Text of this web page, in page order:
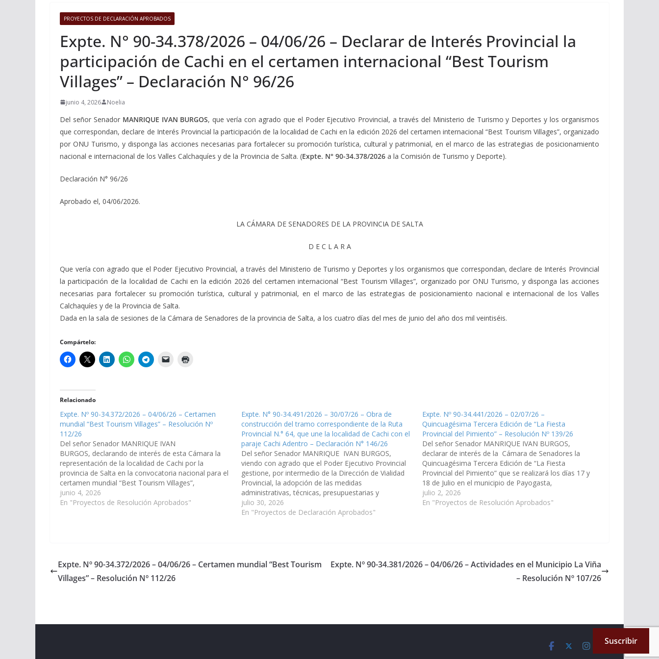
PROYECTOS DE DECLARACIÓN APROBADOS
Expte. N° 90-34.378/2026 – 04/06/26 – Declarar de Interés Provincial la
participación de Cachi en el certamen internacional “Best Tourism
Villages” – Declaración N° 96/26
junio 4, 2026 Noelia
Del señor Senador MANRIQUE IVAN BURGOS, que vería con agrado que el Poder Ejecutivo Provincial, a través del Ministerio de Turismo y Deportes y los organismos
que correspondan, declare de Interés Provincial la participación de la localidad de Cachi en la edición 2026 del certamen internacional “Best Tourism Villages”, organizado
por ONU Turismo, y disponga las acciones necesarias para fortalecer su promoción turística, cultural y patrimonial, en el marco de las estrategias de posicionamiento
nacional e internacional de los Valles Calchaquíes y de la Provincia de Salta. (Expte. N° 90-34.378/2026 a la Comisión de Turismo y Deporte).
Declaración N° 96/26
Aprobado el, 04/06/2026.
LA CÁMARA DE SENADORES DE LA PROVINCIA DE SALTA
D E C L A R A
Que vería con agrado que el Poder Ejecutivo Provincial, a través del Ministerio de Turismo y Deportes y los organismos que correspondan, declare de Interés Provincial
la participación de la localidad de Cachi en la edición 2026 del certamen internacional “Best Tourism Villages”, organizado por ONU Turismo, y disponga las acciones
necesarias para fortalecer su promoción turística, cultural y patrimonial, en el marco de las estrategias de posicionamiento nacional e internacional de los Valles
Calchaquíes y de la Provincia de Salta.
Dada en la sala de sesiones de la Cámara de Senadores de la provincia de Salta, a los cuatro días del mes de junio del año dos mil veintiséis.
Compártelo:
Relacionado
Expte. Nº 90-34.372/2026 – 04/06/26 – Certamen
mundial “Best Tourism Villages” – Resolución Nº
112/26
Del señor Senador MANRIQUE IVAN
BURGOS, declarando de interés de esta Cámara la
representación de la localidad de Cachi por la
provincia de Salta en la convocatoria nacional para el
certamen mundial “Best Tourism Villages”,
organizado por ONU Turismo. (Expte. Nº 90-
34.372/2026, a la Comisión de Turismo y Deportes).
junio 4, 2026
En "Proyectos de Resolución Aprobados"
Expte. N° 90-34.491/2026 – 30/07/26 – Obra de
construcción del tramo correspondiente de la Ruta
Provincial N.° 64, que une la localidad de Cachi con el
paraje Cachi Adentro – Declaración N° 146/26
Del señor Senador MANRIQUE IVAN BURGOS,
viendo con agrado que el Poder Ejecutivo Provincial
gestione, por intermedio de la Dirección de Vialidad
Provincial, la adopción de las medidas
administrativas, técnicas, presupuestarias y
operativas necesarias para la ejecución de la obra de
construcción del tramo correspondiente de la Ruta
julio 30, 2026
En "Proyectos de Declaración Aprobados"
Expte. Nº 90-34.441/2026 – 02/07/26 –
Quincuagésima Tercera Edición de “La Fiesta
Provincial del Pimiento” – Resolución Nº 139/26
Del señor Senador MANRIQUE IVAN BURGOS,
declarar de interés de la Cámara de Senadores la
Quincuagésima Tercera Edición de “La Fiesta
Provincial del Pimiento” que se realizará los días 17 y
18 de Julio en el municipio de Payogasta,
Departamento Cachi. (Expte. Nº 90-34.441/2026, a la
Comisión de Educación, Cultura, Ciencia…
julio 2, 2026
En "Proyectos de Resolución Aprobados"
Expte. Nº 90-34.372/2026 – 04/06/26 – Certamen mundial “Best Tourism
Villages” – Resolución Nº 112/26
Expte. Nº 90-34.381/2026 – 04/06/26 – Actividades en el Municipio La Viña
– Resolución Nº 107/26
Suscribir